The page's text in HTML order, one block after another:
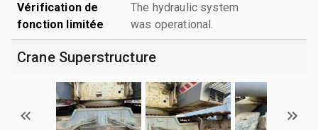
Vérification de
fonction limitée
The hydraulic system
was operational.
Crane Superstructure